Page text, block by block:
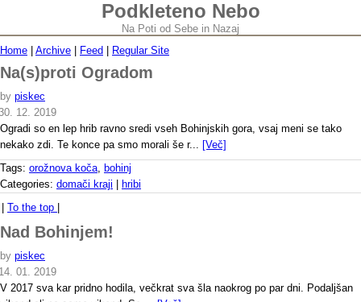
Podkleteno Nebo
Na Poti od Sebe in Nazaj
Home
Archive Feed Regular Site
Na(s)proti Ogradom
by piskec
12. 2019
Ogradi so en lep hrib ravno sredi vseh Bohinjskih gora, vsaj meni se tako
nekako zdi. Te konce pa smo morali še r... [Več]
Tags: orožnova koča, bohinj
Categories: domači kraji
hribi
To the top
Nad Bohinjem!
by piskec
01. 2019
V 2017 sva kar pridno hodila, večkrat sva šla naokrog po par dni. Podaljšan